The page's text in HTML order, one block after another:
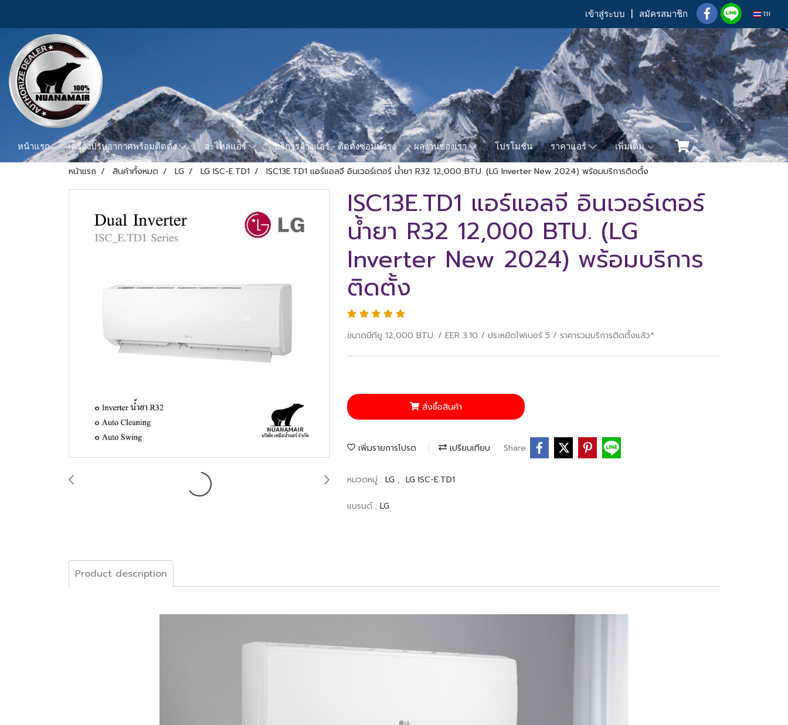
เข้าสู่ระบบ สมัครสมาชิก TH
หน้าแรก เครื่องปรับอากาศพร้อมติดตั้ง อะไหล่แอร์ บริการล้างแอร์ - ติดตั้งซ่อมบำรุง ผลงานของเรา โปรโมชั่น ราคาแอร์ เพิ่มเติม
หน้าแรก สินค้าทั้งหมด LG LG ISC-E.TD1 ISC13E.TD1 แอร์แอลจี อินเวอร์เตอร์ น้ำยา R32 12,000 BTU. (LG Inverter New 2024) พร้อมบริการติดตั้ง
ISC13E.TD1 แอร์แอลจี อินเวอร์เตอร์
น้ำยา R32 12,000 BTU. (LG
Inverter New 2024) พร้อมบริการ
ติดตั้ง
ขนาดบีทียู 12,000 BTU. / EER 3.10 / ประหยัดไฟเบอร์ 5 / ราคารวมบริการติดตั้งแล้ว*
สั่งซื้อสินค้า
เพิ่มรายการโปรด เปรียบเทียบ Share
หมวดหมู่ : LG , LG ISC-E.TD1
แบรนด์ : LG
Product description